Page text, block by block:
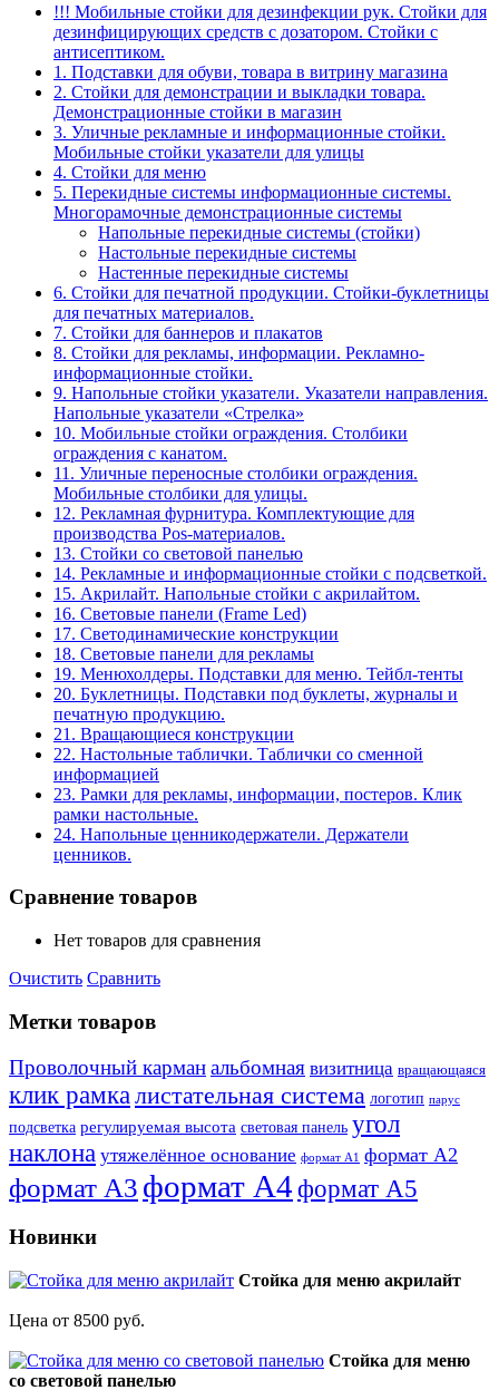
!!! Мобильные стойки для дезинфекции рук. Стойки для
дезинфицирующих средств с дозатором. Стойки с
антисептиком.
1. Подставки для обуви, товара в витрину магазина
2. Стойки для демонстрации и выкладки товара.
Демонстрационные стойки в магазин
3. Уличные рекламные и информационные стойки.
Мобильные стойки указатели для улицы
4. Стойки для меню
5. Перекидные системы информационные системы.
Многорамочные демонстрационные системы
Напольные перекидные системы (стойки)
Настольные перекидные системы
Настенные перекидные системы
6. Стойки для печатной продукции. Стойки-буклетницы
для печатных материалов.
7. Стойки для баннеров и плакатов
8. Стойки для рекламы, информации. Рекламно-
информационные стойки.
9. Напольные стойки указатели. Указатели направления.
Напольные указатели «Стрелка»
10. Мобильные стойки ограждения. Столбики
ограждения с канатом.
11. Уличные переносные столбики ограждения.
Мобильные столбики для улицы.
12. Рекламная фурнитура. Комплектующие для
производства Pos-материалов.
13. Стойки со световой панелью
14. Рекламные и информационные стойки с подсветкой.
15. Акрилайт. Напольные стойки с акрилайтом.
16. Световые панели (Frame Led)
17. Светодинамические конструкции
18. Световые панели для рекламы
19. Менюхолдеры. Подставки для меню. Тейбл-тенты
20. Буклетницы. Подставки под буклеты, журналы и
печатную продукцию.
21. Вращающиеся конструкции
22. Настольные таблички. Таблички со сменной
информацией
23. Рамки для рекламы, информации, постеров. Клик
рамки настольные.
24. Напольные ценникодержатели. Держатели
ценников.
Сравнение товаров
Нет товаров для сравнения
Очистить Сравнить
Метки товаров
Проволочный карманальбомная визитница вращающаяся
клик рамка листательная система логотип парус
подсветка регулируемая высота световая панель угол
наклона утяжелённое основание формат А1 формат А2
формат А3 формат А4формат А5
Новинки
Стойка для меню акрилайт
Цена от 8500 руб.
Стойка для меню
со световой панелью